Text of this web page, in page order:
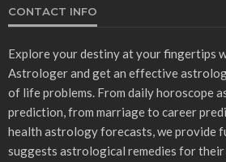
CONTACT INFO
Explore your destiny at your fingertips
Astrologer and get an effective
of life problems. From daily horoscope
prediction, from marriage to career
health astrology forecasts, we provide
suggests astrological remedies for their